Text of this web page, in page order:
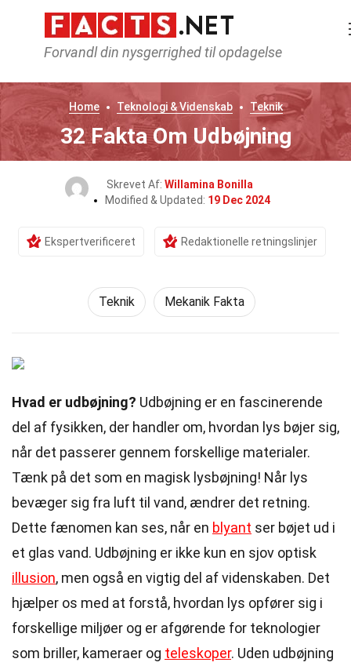
Forvandl din nysgerrighed til opdagelse
Home Teknologi & Videnskab Teknik
32 Fakta Om Udbøjning
Skrevet Af: Willamina Bonilla
Modified & Updated: 19 Dec 2024
Ekspertverificeret Redaktionelle retningslinjer
Teknik Mekanik Fakta
Hvad er udbøjning? Udbøjning er en fascinerende
del af fysikken, der handler om, hvordan lys bøjer sig,
når det passerer gennem forskellige materialer.
Tænk på det som en magisk lysbøjning! Når lys
bevæger sig fra luft til vand, ændrer det retning.
Dette fænomen kan ses, når en blyant ser bøjet ud i
et glas vand. Udbøjning er ikke kun en sjov optisk
illusion, men også en vigtig del af videnskaben. Det
hjælper os med at forstå, hvordan lys opfører sig i
forskellige miljøer og er afgørende for teknologier
som briller, kameraer og teleskoper. Uden udbøjning